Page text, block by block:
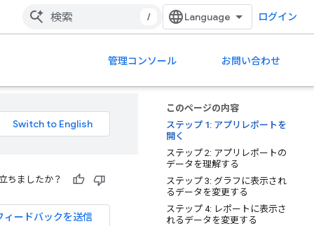
/ ログイン
管理コンソール お問い合わせ
このページの内容
ステップ 1: アプリレポートを
開く
ステップ 2: アプリレポートの
データを理解する
ステップ 3: グラフに表示され
るデータを変更する
ステップ 4: レポートに表示さ
れるデータを変更する
ちましたか？
ィードバックを送信